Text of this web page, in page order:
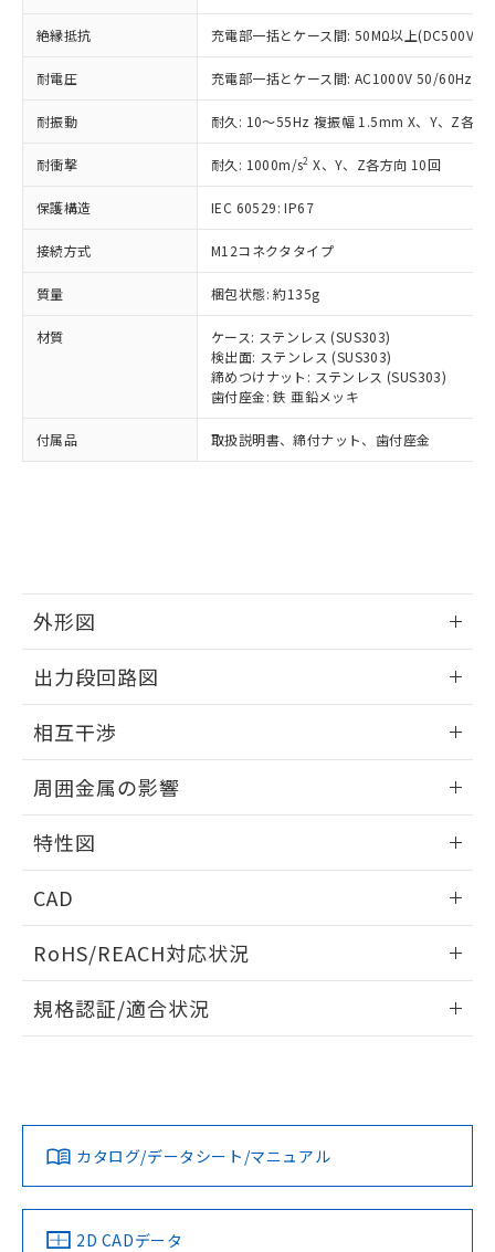
絶縁抵抗 充電部一括とケース間: 50MΩ以上(DC500Vメ
耐電圧 充電部一括とケース間: AC1000V 50/60Hz
耐振動 耐久: 10～55Hz 複振幅 1.5mm X、Y、Z各方
耐衝撃 耐久: 1000m/s2 X、Y、Z各方向 10回
保護構造 IEC 60529: IP67
接続方式 M12コネクタタイプ
質量 梱包状態: 約135g
材質
ケース: ステンレス (SUS303)
検出面: ステンレス (SUS303)
締めつけナット: ステンレス (SUS303)
歯付座金: 鉄 亜鉛メッキ
付属品 取扱説明書、締付ナット、歯付座金
外形図
外形図
出力段回路図
出力段回路図
タイムチャート
相互干渉
相互干渉
A: 135mm以上、B: 110mm以上
周囲金属の影響
周囲金属の影響
L: 16mm以上、φd: 120mm以上、D: 16mm以上、m:
60mm以上、n: 120mm以上
金属埋め込み
特性図
検出物体の大きさと材質による影響
CAD
ドすることができます。
ログイン/会員登録
ダウンロードデータをご利用いただく前に、以下を必ずお読
みください。
ソフトウェアの使用条件
RoHS/REACH対応状況
EU RoHS 注意事項・凡例
対応済み
中国 RoHS 注意事項・凡例
規格認証/適合状況
LR型式承認
（イギリス
船舶規格）
DNV型式承認
（ノルウェー
BV型式承認
（フランス
KR型式
（韓国
カタログ/データシート/マニュアル
2D CADデータ
在庫状況および標準価格照会結果は、
記載している更新日時点での社内デー
タに基づき作成されるものであり、閲
覧された時点での実際の在庫および標
準価格とは異なる場合があることをご
了承ください。
正式な納期状況および標準価格はお客
様のお取引先、またはお客様担当のオ
ムロン制御機器販売店・当社販売員に
ご相談ください。
オムロン制御機器販売店や当社販売拠
販売ネットワーク
」をご確認
在庫状況および標準価格結果を当社の
事前の承諾なく第三者に漏洩または開
示しないようお願いします。
マイパーツ機能（部品リスト作成サー
ビス）をご利用いただくには、I-Web
メンバーズにご登録されている必要が
をご了承ください。
指します。
*EU RoHS指令（10物質）：
鉛(Pb) 1000ppm以下、 水銀(Hg) 1000ppm以下、 カド
ミウム(Cd) 100ppm以下、
(PBDE) 1000ppm以下、フタル酸ビス(2-エチルヘキシ
ル) (DEHP)(別名：DOP) 1000ppm以下、フタル酸ブチ
ルベンジル（BBP） 1000ppm以下、フタル酸ジブチル
（DBP） 1000ppm以下、フタル酸ジイソブチル
(DIBP) 1000ppm以下
但し、RoHS指令で産業用監視および制御機器に対する
適用除外項目は除く。
フタル酸エステル類の４物質については閾値を超える意
図的な使用がないことを確認しています。
※2 対応予定月
部品在庫の切り替え状況などにより、予定
月が前後することがあります。
51物質の非含有証明書（当社基準）
※本証明書は発行日時点で非含有を証明す
るもので、過去に遡って非含有を証明する
また、RoHS指令のフタル酸エステル類４
物質の対応では、対応完了までの期間は出
荷製品に未対応品が混在することから備考
欄に対応日を記載しておりました。
既に当社にて対応品への在庫切替を完了
していることから、特段のことがない限
り、2022年1月12日より割愛しておりま
い合わせください。
*中国RoHS10物質の基準値 (GB/T26572)：
Pb(鉛) :1000ppm、 Hg(水銀) : 1000ppm、 Cd(カドミウ
Cr(Ⅵ)(六価クロム) : 1000ppm、 PBBs(ポリ臭化ビフェ
ニル類) : 1000ppm、 PBDEs(ポリ臭化ジフェニルエーテ
DBP(フタル酸ジブチル) : 1000ppm、 DIBP(フタル酸ジ
DEHP(フタル酸ビス(2-エチルヘキシル)) : 1000ppm
※2 環境保護使用期限
「ｅ」：有害物質（10物質）のすべてが基
準値以下であることを示します。
「10」：通常の使用状況下において有害物
質が外部に漏えいし、環境に深刻な影響を
及ぼさない年数を意味します。
「－」：未確認です。当社販売部門へお問
い合わせください。
（以下｢規制貨物等」という）を輸出
または国外への提供する場合は、日本
国政府の輸出許可(または役務取引許
可)を取得するなどの必要な手続きを
当社は規制貨物を破棄する場合は、完
全に破砕するなど、違法に輸出されな
いよう必要な手段を講じます。
当社は貴社製品を、核兵器、ミサイ
ル、化学兵器、生物兵器またはその他
武器並びにこれらの製造装置等に一切
使用いたしません。
当社は、貴社製品を第三者に販売する
場合は、上記1、2および3の内容を当
該第三者に通知します。また当社は、
販売先および販売に係わる関係者が違
法に輸出するおそれがある場合は、取
り引きをいたしません。
一定数以上の在庫あり
一定数には満たないが在庫あり
在庫なし(最新の在庫状況につ
いては、お客様のお取引先、ま
たはお客様担当のオムロン制御
機器販売店・当社販売員にご確
認ください)
受注生産機種、また在庫状況の
情報を公開していない機種